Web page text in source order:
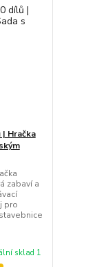
Hračka
zabaví a
pro
sklad 1